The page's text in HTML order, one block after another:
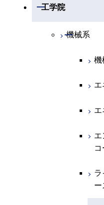
物理学系
物
地球惑星
工学院
開閉
機械系
開閉
機
エ
エ
エ
コ
ラ
ー